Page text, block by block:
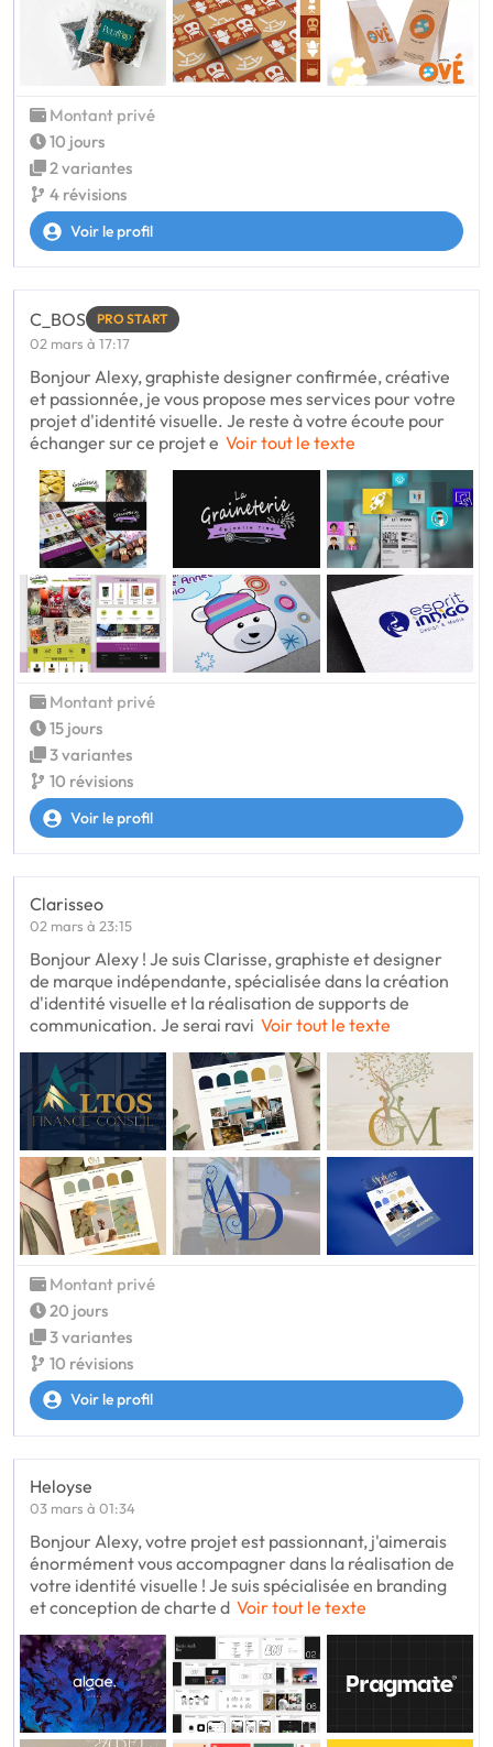
Montant privé
10 jours
2 variantes
4 révisions
Voir le profil
C_BOS PRO START
02 mars à 17:17
Bonjour Alexy, graphiste designer confirmée, créative
et passionnée, je vous propose mes services pour votre
projet d'identité visuelle. Je reste à votre écoute pour
échanger sur ce projet e Voir tout le texte
Montant privé
15 jours
3 variantes
10 révisions
Voir le profil
Clarisseo
02 mars à 23:15
Bonjour Alexy ! Je suis Clarisse, graphiste et designer
de marque indépendante, spécialisée dans la création
d'identité visuelle et la réalisation de supports de
communication. Je serai ravi Voir tout le texte
Montant privé
20 jours
3 variantes
10 révisions
Voir le profil
Heloyse
03 mars à 01:34
Bonjour Alexy, votre projet est passionnant, j'aimerais
énormément vous accompagner dans la réalisation de
votre identité visuelle ! Je suis spécialisée en branding
et conception de charte d Voir tout le texte